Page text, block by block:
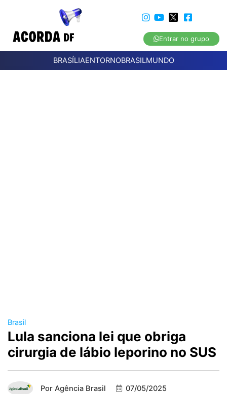
Entrar no grupo
BRASÍLIAENTORNOBRASILMUNDO
Brasil
Lula sanciona lei que obriga
cirurgia de lábio leporino no SUS
Por Agência Brasil 07/05/2025